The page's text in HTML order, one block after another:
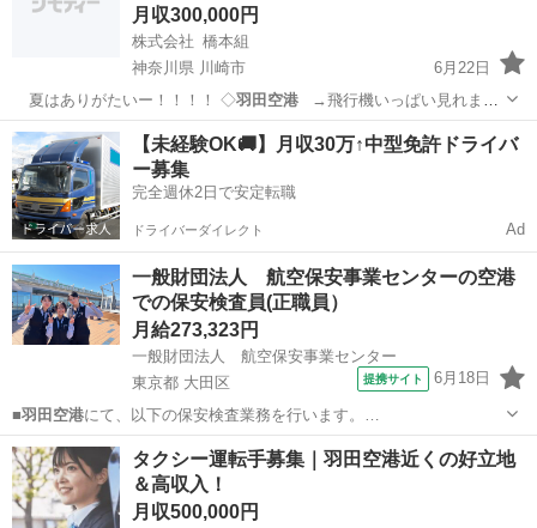
月収300,000円
株式会社 橋本組
神奈川県 川崎市
6月22日
夏はありがたいー！！！！ ◇羽田空港→飛行機いっぱい見れます
✈✨ …
神奈川 川崎市 内装職人 羽田空港
【未経験OK🚚】月収30万↑中型免許ドライバ
ー募集
完全週休2日で安定転職
ドライバーダイレクト Ad
一般財団法人 航空保安事業センターの空港
での保安検査員(正職員）
月給273,323円
一般財団法人 航空保安事業センター
東京都 大田区
提携サイト 6月18日
■羽田空港にて、以下の保安検査業務を行います。…
東京 大田区 その他
タクシー運転手募集｜羽田空港近くの好立地
＆高収入！
月収500,000円